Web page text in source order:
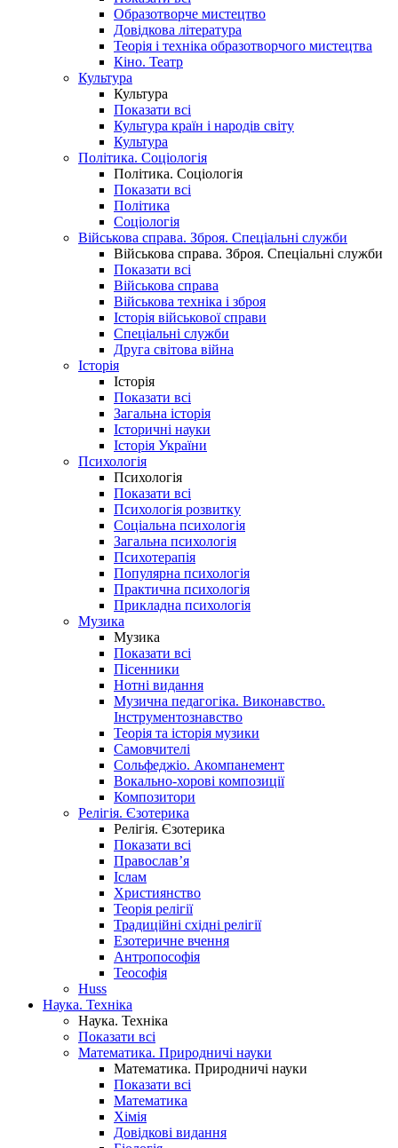
Образотворче мистецтво
Довідкова література
Теорія і техніка образотворчого мистецтва
Кіно. Театр
Культура
Культура
Показати всі
Культура країн і народів світу
Культура
Політика. Соціологія
Політика. Соціологія
Показати всі
Політика
Соціологія
Військова справа. Зброя. Спеціальні служби
Військова справа. Зброя. Спеціальні служби
Показати всі
Військова справа
Військова техніка і зброя
Історія військової справи
Спеціальні служби
Друга світова війна
Історія
Історія
Показати всі
Загальна історія
Історичні науки
Історія України
Психологія
Психологія
Показати всі
Психологія розвитку
Соціальна психологія
Загальна психологія
Психотерапія
Популярна психологія
Практична психологія
Прикладна психологія
Музика
Музика
Показати всі
Пісенники
Нотні видання
Музична педагогіка. Виконавство.
Інструментознавство
Теорія та історія музики
Самовчителі
Сольфеджіо. Акомпанемент
Вокально-хорові композиції
Композитори
Релігія. Єзотерика
Релігія. Єзотерика
Показати всі
Православ’я
Іслам
Християнство
Теорія релігії
Традиційні східні релігії
Езотеричне вчення
Антропософія
Теософія
Huss
Наука. Техніка
Наука. Техніка
Показати всі
Математика. Природничі науки
Математика. Природничі науки
Показати всі
Математика
Хімія
Довідкові видання